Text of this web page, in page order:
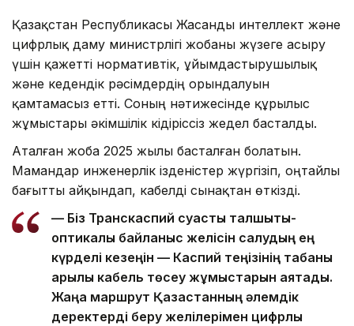
Қазақстан Республикасы Жасанды интеллект және
цифрлық даму министрлігі жобаны жүзеге асыру
үшін қажетті нормативтік, ұйымдастырушылық
және кедендік рәсімдердің орындалуын
қамтамасыз етті. Соның нәтижесінде құрылыс
жұмыстары әкімшілік кідіріссіз жедел басталды.
Аталған жоба 2025 жылы басталған болатын.
Мамандар инженерлік ізденістер жүргізіп, оңтайлы
бағытты айқындап, кабелді сынақтан өткізді.
— Біз Транскаспий суасты талшықты-
оптикалық байланыс желісін салудың ең
күрделі кезеңін — Каспий теңізінің табаны
арқылы кабель төсеу жұмыстарын аяқтадық.
Жаңа маршрут Қазақстанның әлемдік
деректерді беру желілерімен цифрлық